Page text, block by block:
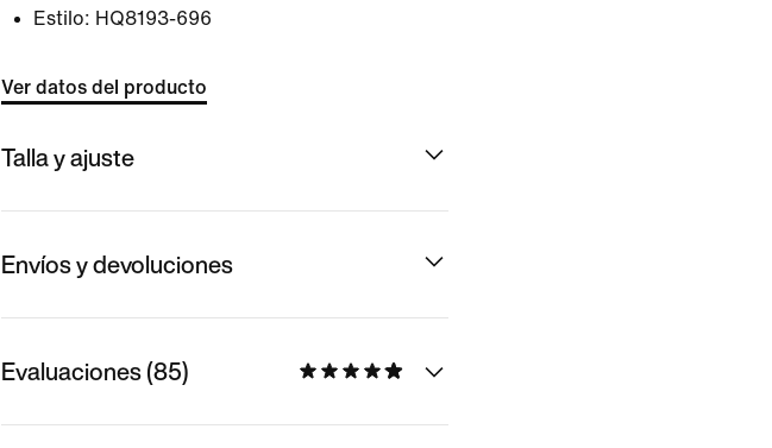
Estilo: HQ8193-696
Ver datos del producto
Talla y ajuste
Envíos y devoluciones
Evaluaciones (85)